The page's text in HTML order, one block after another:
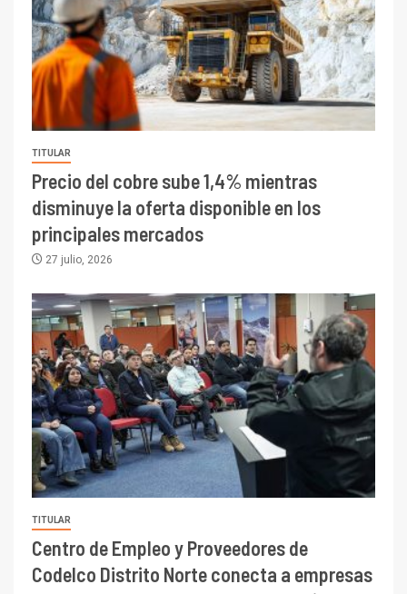
TITULAR
Precio del cobre sube 1,4% mientras
disminuye la oferta disponible en los
principales mercados
27 julio, 2026
TITULAR
Centro de Empleo y Proveedores de
Codelco Distrito Norte conecta a empresas